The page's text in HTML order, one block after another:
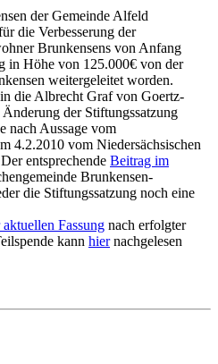
der Gemeinde Alfeld
die Verbesserung der
Brunkensens von Anfang
in Höhe von 125.000€ von der
weitergeleitet worden.
die Albrecht Graf von Goertz-
der Stiftungssatzung
nach Aussage vom
4.2.2010 vom Niedersächsischen
entsprechende Beitrag im
Brunkensen-
die Stiftungssatzung noch eine
Fassung nach erfolgter
kann hiernachgelesen